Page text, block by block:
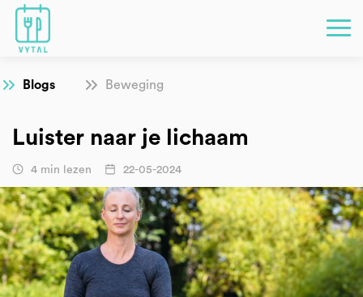
Blogs Beweging
Luister naar je lichaam
4 min lezen 22-05-2024